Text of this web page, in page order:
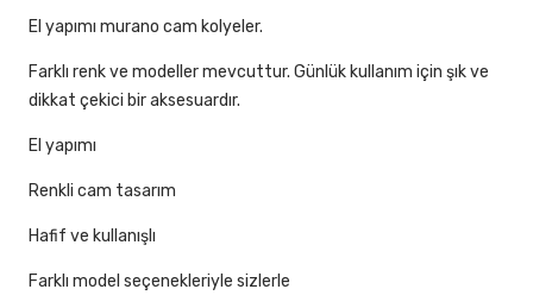
El yapımı murano cam kolyeler.
Farklı renk ve modeller mevcuttur. Günlük kullanım için şık ve
dikkat çekici bir aksesuardır.
El yapımı
Renkli cam tasarım
Hafif ve kullanışlı
Farklı model seçenekleriyle sizlerle